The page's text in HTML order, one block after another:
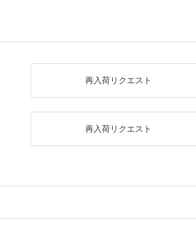
再入荷リクエスト
再入荷リクエスト